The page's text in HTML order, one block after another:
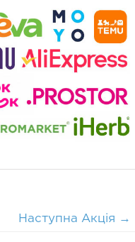
Наступна Акція →